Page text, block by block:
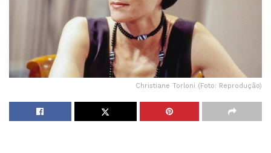
Christiane Torloni (Foto: Reprodução)